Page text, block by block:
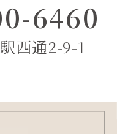
6460
西通2-9-1